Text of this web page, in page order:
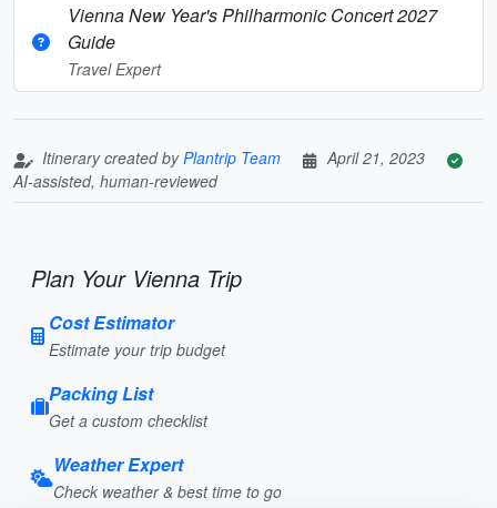
Vienna New Year's Philharmonic Concert 2027
Guide
Travel Expert
Itinerary created byPlantrip Team
April 21, 2023
AI-assisted, human-reviewed
Plan Your Vienna Trip
Cost Estimator
Estimate your trip budget
Packing List
Get a custom checklist
Weather Expert
Check weather & best time to go